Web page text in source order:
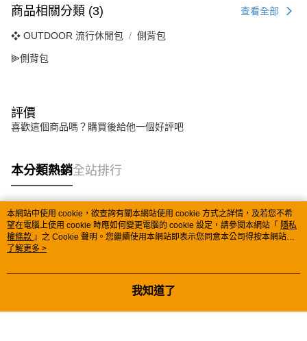
商品相關分類 (3) 查看全部
❖ OUTDOOR 流行休閒包 側背包
⫸側背包
評價
喜歡這個商品嗎？購買後給他一個好評吧
本分類熱銷全站排行
熱門標籤
本網站中使用 cookie，欲查詢有關本網站使用 cookie 方式之詳情，及若您不希
望在電腦上使用 cookie 時應如何變更電腦的 cookie 設定，請參閱本網站「 隱私
權條款 」之 Cookie 聲明。您繼續使用本網站即表示您同意本公司得按本網站使
用條款之 Cookie 聲明使用 cookie。
了解更多 >
我知道了